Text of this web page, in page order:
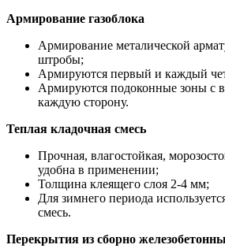
Армирование газоблока
Армирование металической
штробы;
Армируются первый и каждый
Армируются подоконные зоны с
каждую сторону.
Теплая кладочная смесь
Прочная, влагостойкая,
удобна в применении;
Толщина клеящего слоя 2-4 мм;
Для зимнего периода
смесь.
Перекрытия из сборно